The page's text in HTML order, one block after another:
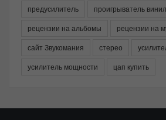
предусилитель
проигрыватель
рецензии на альбомы
рецензии на
сайт Звукомания
стерео
усилитель мощности
цап купить